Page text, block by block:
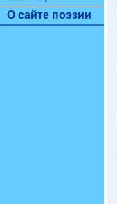
О сайте поэзии